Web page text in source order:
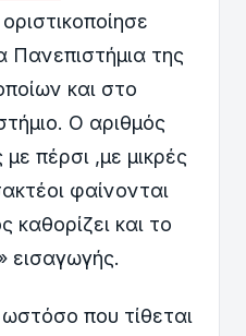
Πανεπιστήμια της
και στο
Ο αριθμός
με πέρσι ,με μικρές
φαίνονται
καθορίζει και το
εισαγωγής.
που τίθεται